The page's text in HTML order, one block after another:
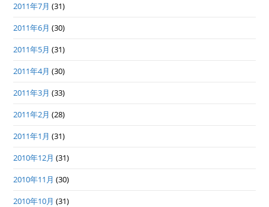
2011年7月 (31)
2011年6月 (30)
2011年5月 (31)
2011年4月 (30)
2011年3月 (33)
2011年2月 (28)
2011年1月 (31)
2010年12月 (31)
2010年11月 (30)
2010年10月 (31)